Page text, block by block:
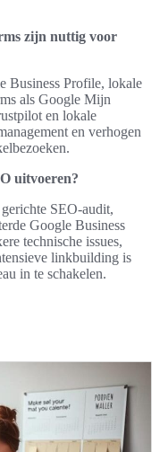
zijn nuttig voor
Business Profile, lokale
als Google Mijn
en lokale
en verhogen
uitvoeren?
SEO‑audit,
Google Business
technische issues,
linkbuilding is
in te schakelen.